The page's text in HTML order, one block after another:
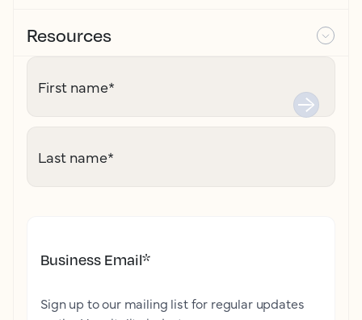
Resources
First name*
Last name*
Business Email*
Sign up to our mailing list for regular updates